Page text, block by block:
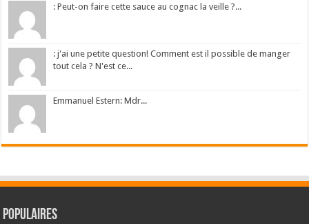
: Peut-on faire cette sauce au cognac la veille ?...
: j'ai une petite question! Comment est il possible de manger
tout cela ? N'est ce...
Emmanuel Estern: Mdr...
Populaires